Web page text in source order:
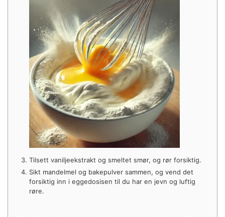
Tilsett vaniljeekstrakt og smeltet smør, og rør forsiktig.
Sikt mandelmel og bakepulver sammen, og vend det
forsiktig inn i eggedosisen til du har en jevn og luftig
røre.